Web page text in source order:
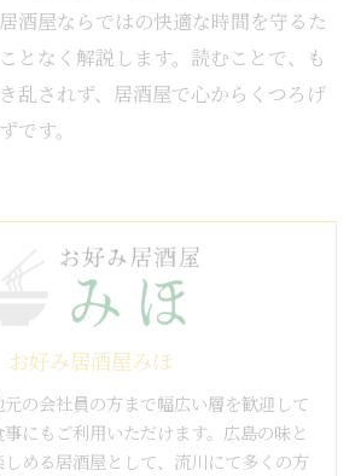
酒屋ならではの快適な時間を守るた
となく解説します。読むことで、も
乱されず、居酒屋で心からくつろげ
です。
お好み居酒屋みほ
の会社員の方まで幅広い層を歓迎して
にもご利用いただけます。広島の味と
める居酒屋として、流川にて多くの方